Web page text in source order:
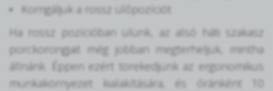
Korrigáljuk a rossz ülőpozíciót
Ha rossz pozícióban ülünk, az alsó háti szakasz
porckorongjait még jobban megterheljük, mintha
állnánk. Éppen ezért törekedjünk az ergonomikus
munkakörnyezet kialakítására, és óránként 10